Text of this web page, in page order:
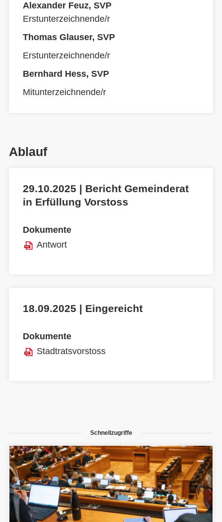
Alexander Feuz, SVP
Erstunterzeichnende/r
Thomas Glauser, SVP
Erstunterzeichnende/r
Bernhard Hess, SVP
Mitunterzeichnende/r
Ablauf
29.10.2025 | Bericht Gemeinderat
in Erfüllung Vorstoss
Dokumente
Antwort
18.09.2025 | Eingereicht
Dokumente
Stadtratsvorstoss
Schnellzugriffe